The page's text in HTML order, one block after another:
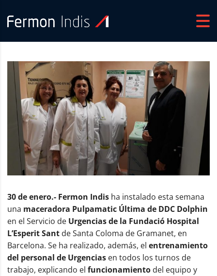
30 de enero.- Fermon Indis ha instalado esta semana
una maceradora Pulpamatic Última de DDC Dolphin
en el Servicio de Urgencias de la Fundació Hospital
L’Esperit Sant de Santa Coloma de Gramanet, en
Barcelona. Se ha realizado, además, el entrenamiento
del personal de Urgencias en todos los turnos de
trabajo, explicando el funcionamiento del equipo y